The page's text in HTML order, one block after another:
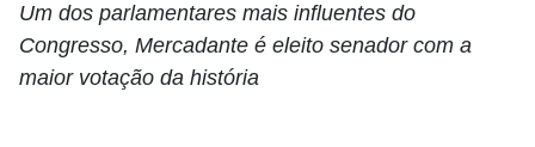
Um dos parlamentares mais influentes do
Congresso, Mercadante é eleito senador com a
maior votação da história